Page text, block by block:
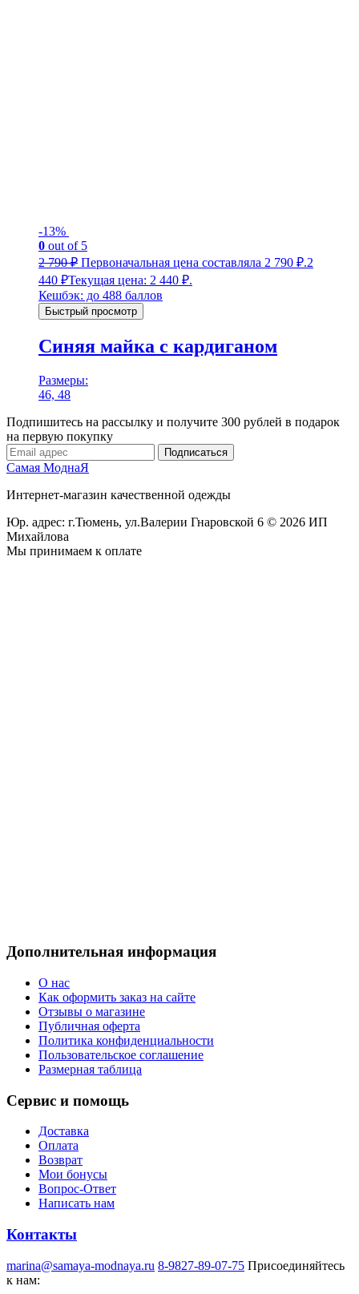
-13%
0 out of 5
2 790₽ Первоначальная цена составляла 2 790 ₽.2
440 ₽Текущая цена: 2 440 ₽.
Кешбэк: до 488 баллов
Быстрый просмотр
Синяя майка с кардиганом
Размеры:
46, 48
Подпишитесь на рассылку и получите 300 рублей в подарок
на первую покупку
Подписаться
Самая МоднаЯ
Интернет-магазин качественной одежды
Юр. адрес: г.Тюмень, ул.Валерии Гнаровской 6 © 2026 ИП
Михайлова
Мы принимаем к оплате
Дополнительная информация
О нас
Как оформить заказ на сайте
Отзывы о магазине
Публичная оферта
Политика конфиденциальности
Пользовательское соглашение
Размерная таблица
Сервис и помощь
Доставка
Оплата
Возврат
Мои бонусы
Вопрос-Ответ
Написать нам
Контакты
marina@samaya-modnaya.ru 8-9827-89-07-75 Присоединяйтесь
к нам: